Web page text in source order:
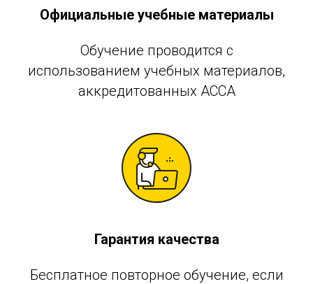
Официальные учебные материалы
Обучение проводится с
использованием учебных материалов,
аккредитованных АССА
Гарантия качества
Бесплатное повторное обучение, если